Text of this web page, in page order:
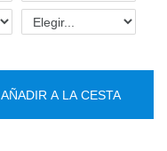
AÑADIR A LA CESTA